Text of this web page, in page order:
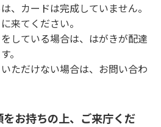
、カードは完成していません。
来てください。
している場合は、はがきが配達
。
ただけない場合は、お問い合わ
お持ちの上、ご来庁くだ